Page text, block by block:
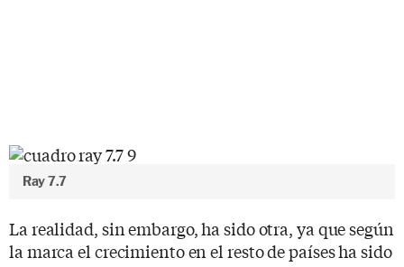
Ray 7.7
La realidad, sin embargo, ha sido otra, ya que según
la marca el crecimiento en el resto de países ha sido